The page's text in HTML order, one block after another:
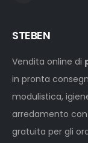
STEBEN
Vendita online di
in pronta
modulistica,
arredamento
gratuita per gli